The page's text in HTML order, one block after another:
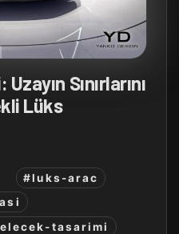
Sınırlarını
Lüks
#luks-arac
tasarimi